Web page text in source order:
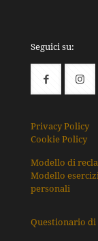
Seguici su:
Privacy Policy
Cookie Policy
Modello di
Modello
personali
Questionario